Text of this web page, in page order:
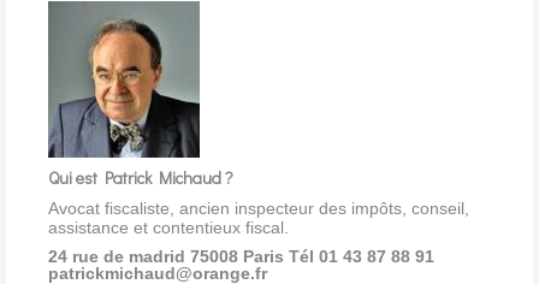
Qui est Patrick Michaud ?
Avocat fiscaliste, ancien inspecteur des impôts, conseil,
assistance et contentieux fiscal.
24 rue de madrid 75008 Paris Tél 01 43 87 88 91
patrickmichaud@orange.fr